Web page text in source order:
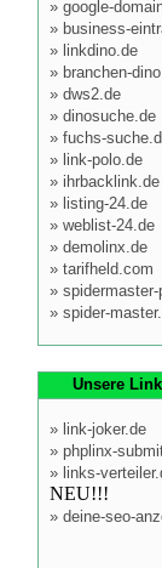
» google-
» business-
» linkdino.de
» branchen-
» dws2.de
» dinosuche.de
» fuchs-
» link-polo.de
» ihrbacklink.de
» listing-24.de
» weblist-24.de
» demolinx.de
» tarifheld.com
» spidermaster-
» spider-
Unsere
» link-joker.de
» phplinx-
» links-
NEU!!!
» deine-seo-